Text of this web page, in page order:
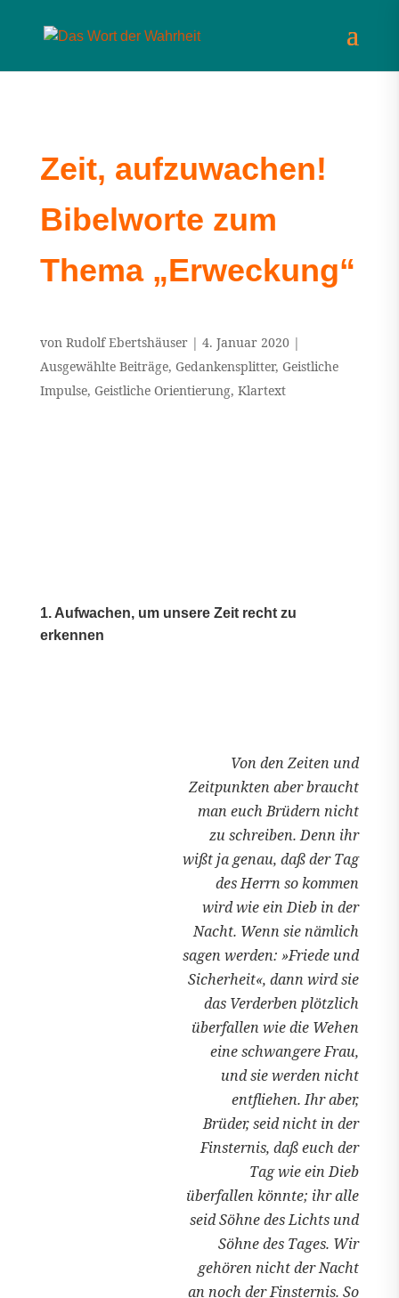
Zeit, aufzuwachen!
Bibelworte zum
Thema „Erweckung“
von Rudolf Ebertshäuser| 4. Januar 2020|
Ausgewählte Beiträge, Gedankensplitter, Geistliche
Impulse, Geistliche Orientierung, Klartext
1. Aufwachen, um unsere Zeit recht zu
erkennen
Von den Zeiten und
Zeitpunkten aber braucht
man euch Brüdern nicht
zu schreiben. Denn ihr
wißt ja genau, daß der Tag
des Herrn so kommen
wird wie ein Dieb in der
Nacht. Wenn sie nämlich
sagen werden: »Friede und
Sicherheit«, dann wird sie
das Verderben plötzlich
überfallen wie die Wehen
eine schwangere Frau,
und sie werden nicht
entfliehen. Ihr aber,
Brüder, seid nicht in der
Finsternis, daß euch der
Tag wie ein Dieb
überfallen könnte; ihr alle
seid Söhne des Lichts und
Söhne des Tages. Wir
gehören nicht der Nacht
an noch der Finsternis. So